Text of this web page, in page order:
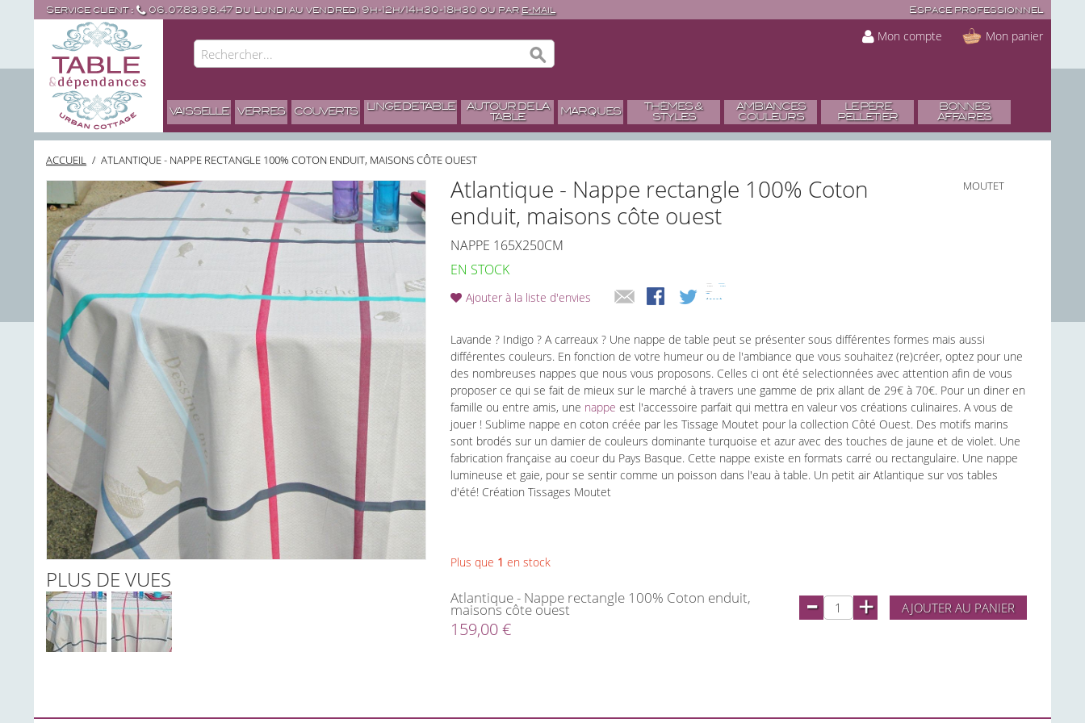
Service client : 06.07.83.98.47 du Lundi au vendredi 9h-12h/14h30-18h30 ou par e-mail Espace professionnel
Mon compte Mon panier
VAISSELLE VERRES COUVERTS LINGE DE TABLE
AUTOUR DE LA
TABLE
MARQUES
THÈMES &
STYLES
AMBIANCES
COULEURS
LE PÈRE
PELLETIER
BONNES
AFFAIRES
ACCUEIL / ATLANTIQUE - NAPPE RECTANGLE 100% COTON ENDUIT, MAISONS CÔTE OUEST
PLUS DE VUES
Atlantique - Nappe rectangle 100% Coton
enduit, maisons côte ouest
NAPPE 165X250CM
MOUTET
EN STOCK
Ajouter à la liste d'envies
Lavande ? Indigo ? A carreaux ? Une nappe de table peut se présenter sous différentes formes mais aussi
différentes couleurs. En fonction de votre humeur ou de l'ambiance que vous souhaitez (re)créer, optez pour une
des nombreuses nappes que nous vous proposons. Celles ci ont été selectionnées avec attention afin de vous
proposer ce qui se fait de mieux sur le marché à travers une gamme de prix allant de 29€ à 70€. Pour un diner en
famille ou entre amis, une nappe est l'accessoire parfait qui mettra en valeur vos créations culinaires. A vous de
jouer ! Sublime nappe en coton créée par les Tissage Moutet pour la collection Côté Ouest. Des motifs marins
sont brodés sur un damier de couleurs dominante turquoise et azur avec des touches de jaune et de violet. Une
fabrication française au coeur du Pays Basque. Cette nappe existe en formats carré ou rectangulaire. Une nappe
lumineuse et gaie, pour se sentir comme un poisson dans l'eau à table. Un petit air Atlantique sur vos tables
d'été! Création Tissages Moutet
Plus que 1 en stock
Atlantique - Nappe rectangle 100% Coton enduit,
maisons côte ouest AJOUTER AU PANIER
- +
159,00 €